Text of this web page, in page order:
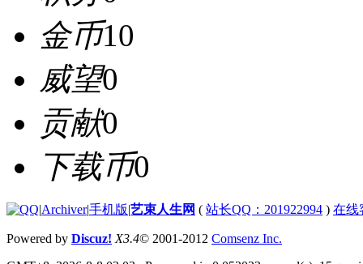
金币10
威望0
贡献0
下载币0
|Archiver|手机版|艺束人生网 ( 站长QQ：201922994 ) 在线
Powered by Discuz! X3.4© 2001-2012 Comsenz Inc.